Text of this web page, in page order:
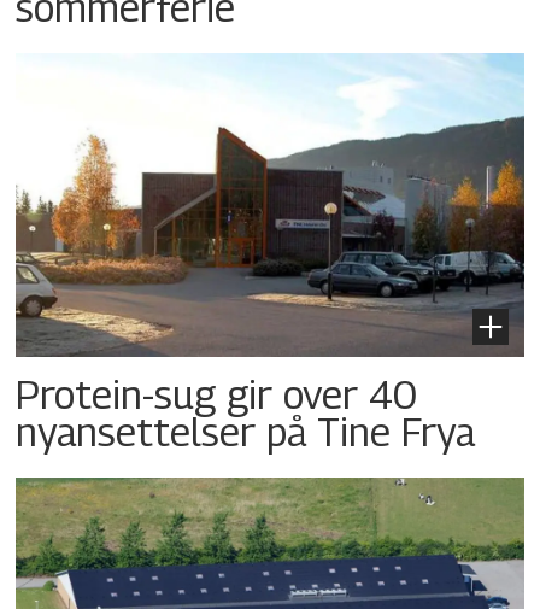
Protein-sug gir over 40
nyansettelser på Tine Frya